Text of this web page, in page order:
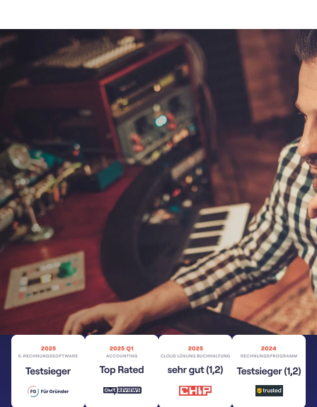
Buchhaltung für
Veranstaltungstechniker
Rechnungen schreiben
Kunden verwalten
Buchhaltung erledigen
Kostenlos testen
Zur Preisübersicht
sevdesk ist mehrfach ausgezeichnet